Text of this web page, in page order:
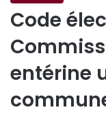
Code
entérine